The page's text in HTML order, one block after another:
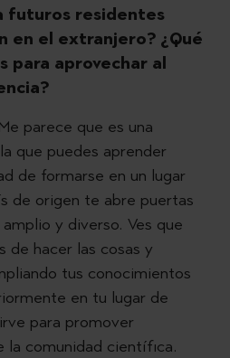
futuros residentes
en el extranjero? ¿Qué
para aprovechar al
parece que es una
que puedes aprender
de formarse en un lugar
de origen te abre puertas
y diverso. Ves que
de hacer las cosas y
tus conocimientos
en tu lugar de
para promover
la comunidad científica.